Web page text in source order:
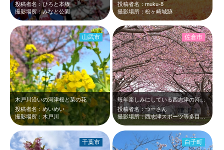
投稿者名：ひろと本線
撮影場所：みなと公園
投稿者名：muku-8
撮影場所：松ヶ崎城跡
木戸川沿いの河津桜と菜の花
投稿者名：めいめい
撮影場所：木戸川
山武市
毎年楽しみにしている西志津の河津桜が見頃になってきました。
投稿者名：つーさん
撮影場所：西志津スポーツ等多目的広場
佐倉市
千葉市 白子町